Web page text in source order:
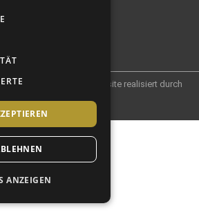
und Resorts AG – Website realisiert durch
Punktplanung
ANZEIGEN